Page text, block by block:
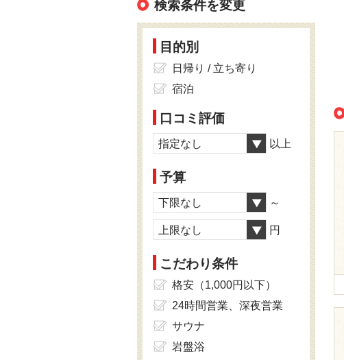
検索条件を変更
目的別
日帰り / 立ち寄り
宿泊
口コミ評価
指定なし 以上
予算
下限なし ～
上限なし 円
こだわり条件
格安（1,000円以下）
24時間営業、深夜営業
サウナ
岩盤浴